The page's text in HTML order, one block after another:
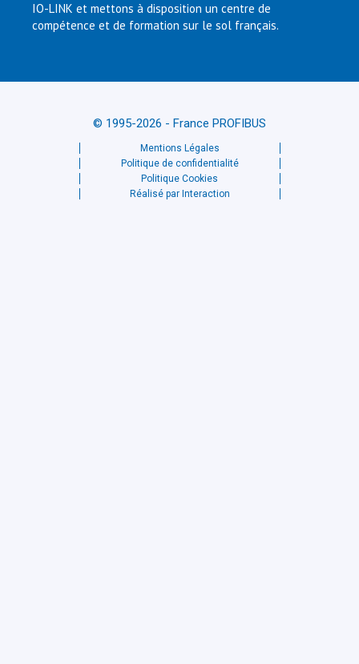
IO-LINK et mettons à disposition un centre de
compétence et de formation sur le sol français.
© 1995-2026 - France PROFIBUS
Mentions Légales
Politique de confidentialité
Politique Cookies
Réalisé par Interaction